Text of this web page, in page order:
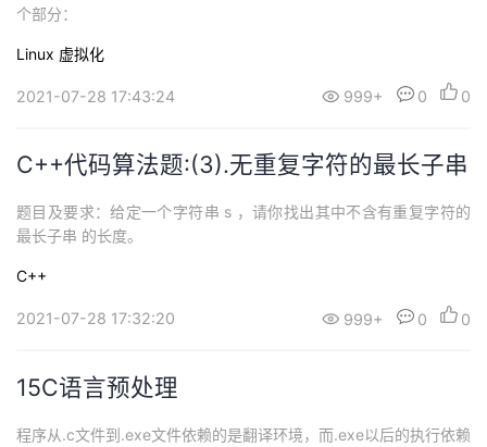
个部分：
Linux 虚拟化
2021-07-28 17:43:24 999+ 0 0
C++代码算法题:(3).无重复字符的最长子串
题目及要求：给定一个字符串 s ，请你找出其中不含有重复字符的
最长子串 的长度。
C++
2021-07-28 17:32:20 999+ 0 0
15C语言预处理
程序从.c文件到.exe文件依赖的是翻译环境，而.exe以后的执行依赖